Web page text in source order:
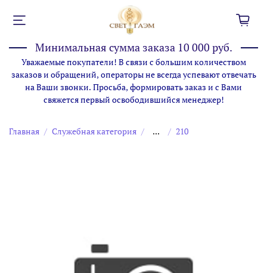
Минимальная сумма заказа 10 000 руб.
Уважаемые покупатели! В связи с большим количеством
заказов и обращений, операторы не всегда успевают отвечать
на Ваши звонки. Просьба, формировать заказ и с Вами
свяжется первый освободившийся менеджер!
Главная Служебная категория ... 210